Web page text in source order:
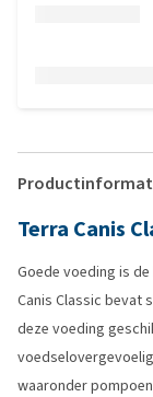
Terra Canis
Goede voeding is
Canis Classic bevat
deze voeding
waaronder